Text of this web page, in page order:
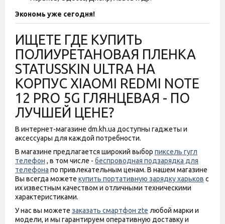
Экономь уже сегодня!
ИЩЕТЕ ГДЕ КУПИТЬ
ПОЛИУРЕТАНОВАЯ ПЛЕНКА
STATUSSKIN ULTRA НА
КОРПУС XIAOMI REDMI NOTE
12 PRO 5G ГЛЯНЦЕВАЯ - ПО
ЛУЧШЕЙ ЦЕНЕ?
В интернет-магазине dm.kh.ua доступны гаджеты и
аксессуары для каждой потребности.
В магазине предлагается широкий выбор пиксель гугл
телефон , в том числе - беспроводная подзарядка для
телефона по привлекательным ценам. В нашем магазине
Вы всегда можете купить портативную зарядку харьков с
их известным качеством и отличными техническими
характеристиками.
У нас вы можете заказать смартфон zte любой марки и
модели, и мы гарантируем оперативную доставку и